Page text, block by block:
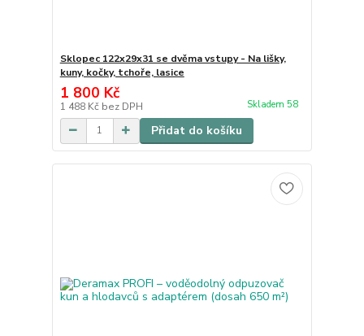
Sklopec 122x29x31 se dvěma vstupy - Na lišky,
kuny, kočky, tchoře, lasice
1 800 Kč
1 488 Kč bez DPH Skladem 58
Přidat do košíku